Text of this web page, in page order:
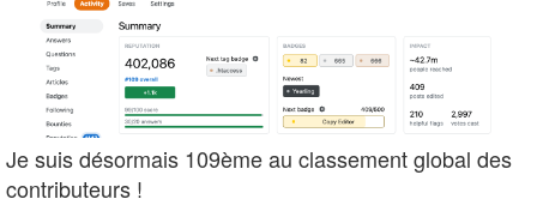
Je suis désormais 109ème au classement global des
contributeurs !